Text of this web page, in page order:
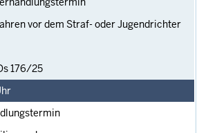
vor dem Straf- oder Jugendrichter
176/25